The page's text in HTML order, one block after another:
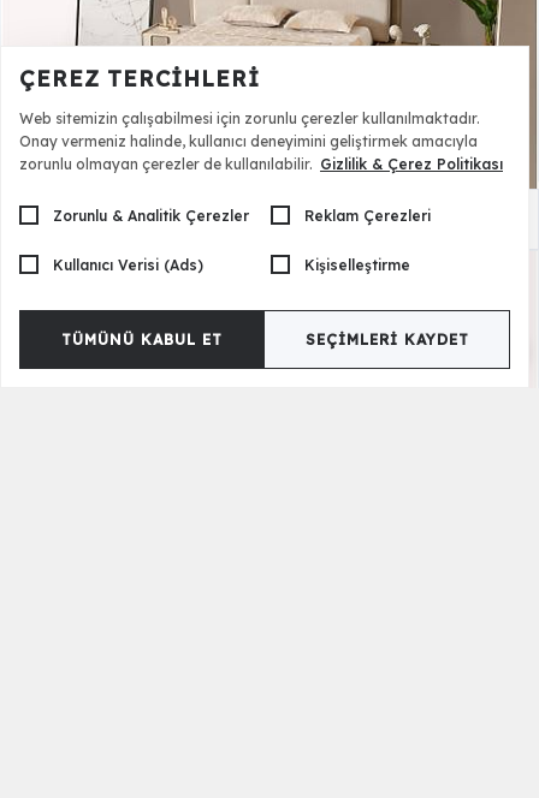
Silva Bazalı Karyola ve Başlık 32.500,00 TL
ÇEREZ TERCIHLERI
Web sitemizin çalışabilmesi için zorunlu çerezler kullanılmaktadır.
Onay vermeniz halinde, kullanıcı deneyimini geliştirmek amacıyla
zorunlu olmayan çerezler de kullanılabilir. Gizlilik & Çerez Politikası
Zorunlu & Analitik Çerezler Reklam Çerezleri
Kullanıcı Verisi (Ads) Kişiselleştirme
TÜMÜNÜ KABUL ET SEÇIMLERI KAYDET